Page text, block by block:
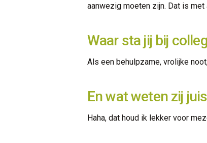
aanwezig moeten zijn. Dat is met
Waar sta jij bij
Als een behulpzame, vrolijke
En wat weten zij
Haha, dat houd ik lekker voor